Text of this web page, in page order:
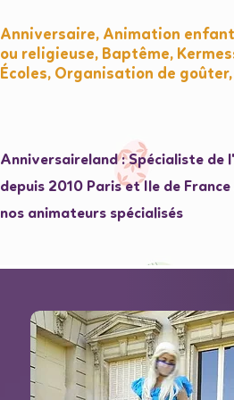
Anniversaire, Animation
ou religieuse, Baptême,
Écoles, Organisation de
Anniversaireland : Spécialiste
depuis 2010 Paris et Ile de
nos animateurs spécialisés